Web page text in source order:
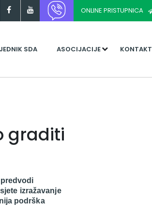
ONLINE PRISTUPNICA
SDA ASOCIJACIJE KONTAKT
graditi
izražavanje
podrška